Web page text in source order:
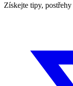
Získejte tipy,